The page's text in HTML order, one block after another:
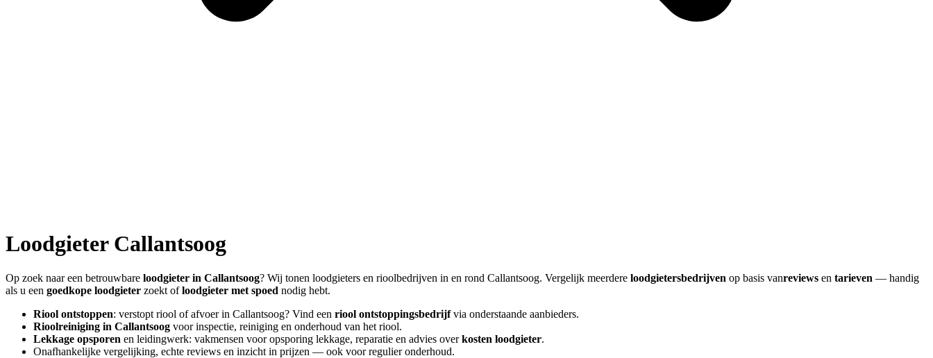
Loodgieter Callantsoog
Op zoek naar een betrouwbare loodgieter in Callantsoog? Wij tonen loodgieters en rioolbedrijven in en rond Callantsoog. Vergelijk meerdere loodgietersbedrijven op basis vanreviews en tarieven — handig
als u een goedkope loodgieter zoekt ofloodgieter met spoed nodig hebt.
Riool ontstoppen: verstopt riool of afvoer in Callantsoog? Vind een riool ontstoppingsbedrijfvia onderstaande aanbieders.
Rioolreiniging in Callantsoog voor inspectie, reiniging en onderhoud van het riool.
Lekkage opsporen en leidingwerk: vakmensen voor opsporing lekkage, reparatie en advies overkosten loodgieter.
Onafhankelijke vergelijking, echte reviews en inzicht in prijzen — ook voor regulier onderhoud.